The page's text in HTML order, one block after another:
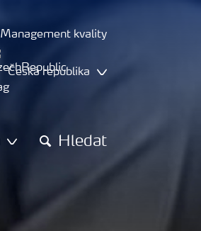
Management kvality
Česká republika
Hledat